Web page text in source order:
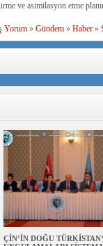
ve asimilasyon etme
Yorum» Gündem» Haber»
ÇİN’İN DOĞU